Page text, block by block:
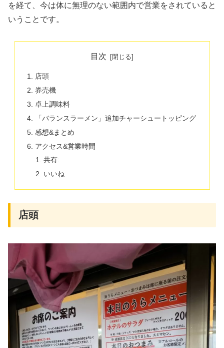
を経て、今は体に無理のない範囲内で営業をされていると
いうことです。
目次
店頭
券売機
卓上調味料
「バランスラーメン」追加チャーシュートッピング
感想&まとめ
アクセス&営業時間
共有:
いいね:
店頭